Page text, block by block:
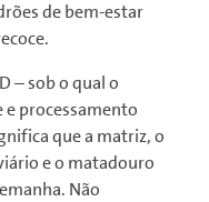
de bem-estar
– sob o qual o
e processamento
que a matriz, o
e o matadouro
Não